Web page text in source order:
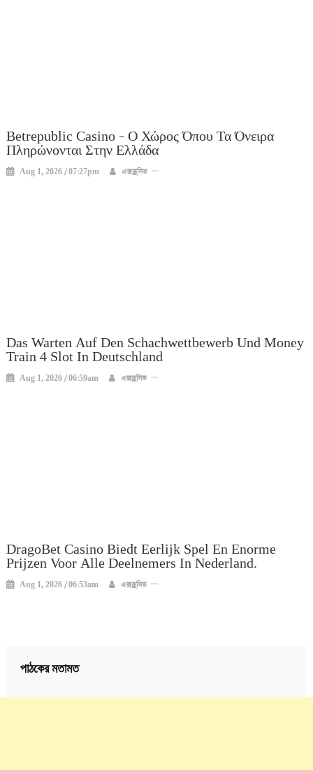
Betrepublic Casino – Ο Χώρος Όπου Τα Όνειρα
Πληρώνονται Στην Ελλάδα
Aug 1, 2026 / 07:27pm এক্সক্লুসিভ
Das Warten Auf Den Schachwettbewerb Und Money
Train 4 Slot In Deutschland
Aug 1, 2026 / 06:59am এক্সক্লুসিভ
DragoBet Casino Biedt Eerlijk Spel En Enorme
Prijzen Voor Alle Deelnemers In Nederland.
Aug 1, 2026 / 06:53am এক্সক্লুসিভ
পাঠকের মতামত